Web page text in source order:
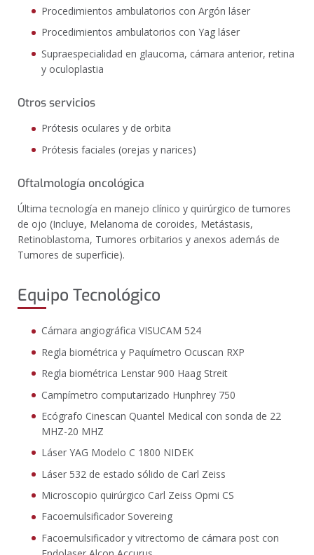
Procedimientos ambulatorios con Argón láser
Procedimientos ambulatorios con Yag láser
Supraespecialidad en glaucoma, cámara anterior, retina
y oculoplastia
Otros servicios
Prótesis oculares y de orbita
Prótesis faciales (orejas y narices)
Oftalmología oncológica
Última tecnología en manejo clínico y quirúrgico de tumores
de ojo (Incluye, Melanoma de coroides, Metástasis,
Retinoblastoma, Tumores orbitarios y anexos además de
Tumores de superficie).
Equipo Tecnológico
Cámara angiográfica VISUCAM 524
Regla biométrica y Paquímetro Ocuscan RXP
Regla biométrica Lenstar 900 Haag Streit
Campímetro computarizado Hunphrey 750
Ecógrafo Cinescan Quantel Medical con sonda de 22
MHZ-20 MHZ
Láser YAG Modelo C 1800 NIDEK
Láser 532 de estado sólido de Carl Zeiss
Microscopio quirúrgico Carl Zeiss Opmi CS
Facoemulsificador Sovereing
Facoemulsificador y vitrectomo de cámara post con